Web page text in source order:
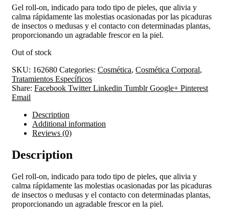
Gel roll-on, indicado para todo tipo de pieles, que alivia y
calma rápidamente las molestias ocasionadas por las picaduras
de insectos o medusas y el contacto con determinadas plantas,
proporcionando un agradable frescor en la piel.
Out of stock
SKU: 162680 Categories: Cosmética, Cosmética Corporal,
Tratamientos Específicos
Share: Facebook Twitter Linkedin Tumblr Google+ Pinterest
Email
Description
Additional information
Reviews (0)
Description
Gel roll-on, indicado para todo tipo de pieles, que alivia y
calma rápidamente las molestias ocasionadas por las picaduras
de insectos o medusas y el contacto con determinadas plantas,
proporcionando un agradable frescor en la piel.